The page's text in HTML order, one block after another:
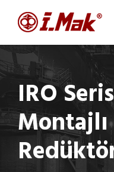
IRO
Montajlı